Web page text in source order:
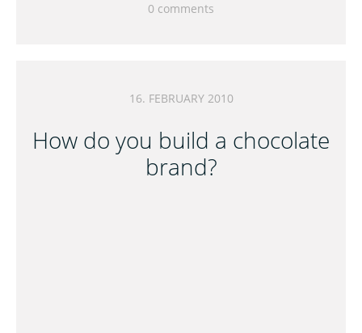
0 comments
16. FEBRUARY 2010
How do you build a chocolate
brand?